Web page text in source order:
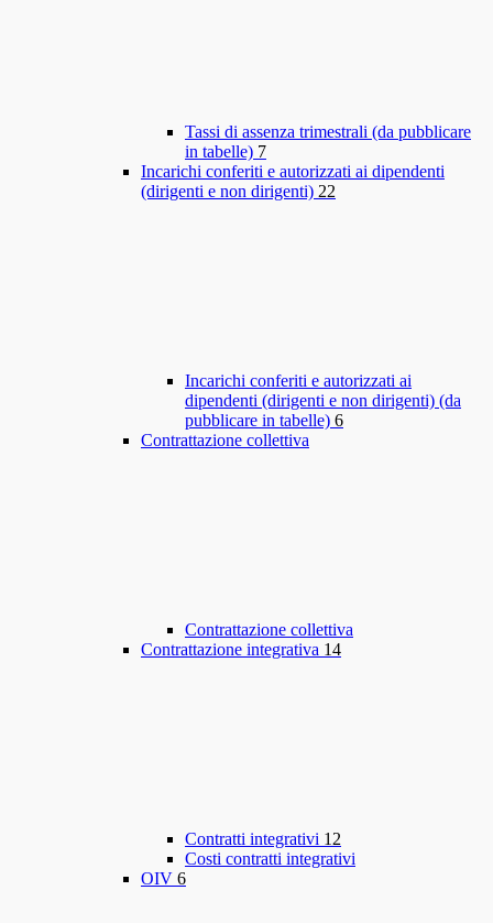
Tassi di assenza trimestrali (da pubblicare
in tabelle) 7
Incarichi conferiti e autorizzati ai dipendenti
(dirigenti e non dirigenti) 22
Incarichi conferiti e autorizzati ai
dipendenti (dirigenti e non dirigenti) (da
pubblicare in tabelle) 6
Contrattazione collettiva
Contrattazione collettiva
Contrattazione integrativa 14
Contratti integrativi 12
Costi contratti integrativi
OIV 6